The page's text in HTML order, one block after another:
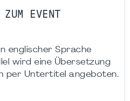
ZUM EVENT
englischer Sprache
wird eine Übersetzung
per Untertitel angeboten.